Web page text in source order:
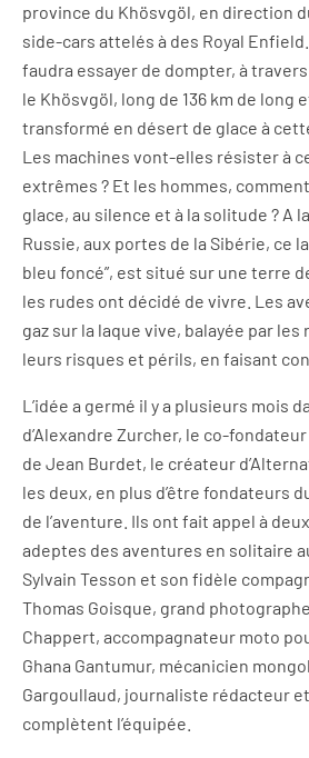
province du Khösvgöl, en direction
side-cars attelés à des Royal Enfield.
faudra essayer de dompter, à
le Khösvgöl, long de 136 km de long
transformé en désert de glace à
Les machines vont-elles résister à
extrêmes ? Et les hommes,
glace, au silence et à la solitude ? A
Russie, aux portes de la Sibérie, ce
bleu foncé”, est situé sur une terre
les rudes ont décidé de vivre. Les
gaz sur la laque vive, balayée par les
leurs risques et périls, en faisant
L’idée a germé il y a plusieurs mois
d’Alexandre Zurcher, le co-
de Jean Burdet, le créateur
les deux, en plus d’être fondateurs
de l’aventure. Ils ont fait appel à
adeptes des aventures en solitaire
Sylvain Tesson et son fidèle
Thomas Goisque, grand
Chappert, accompagnateur moto
Ghana Gantumur, mécanicien
Gargoullaud, journaliste rédacteur
complètent l’équipée.